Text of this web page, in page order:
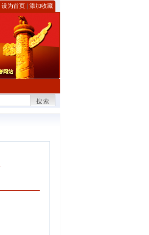
设为首页 添加收藏
搜索